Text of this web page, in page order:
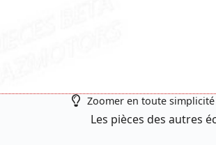
Zoomer en toute
Les pièces des autres